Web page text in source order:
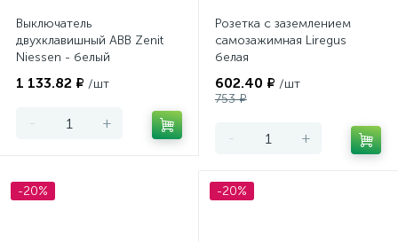
Выключатель
двухклавишный ABB Zenit
Niessen - белый
1 133.82 ₽ /шт
- +
Розетка с заземлением
самозажимная Liregus
белая
602.40 ₽ /шт
753 ₽
- +
-20% -20%